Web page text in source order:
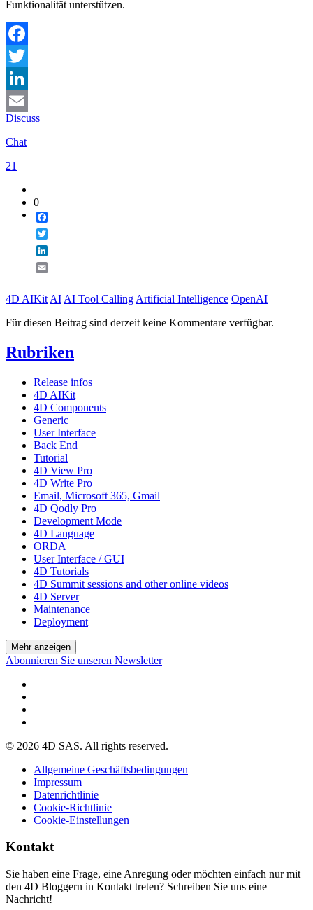
Funktionalität unterstützen.
Facebook
Twitter
LinkedIn
Email
Discuss
Chat
21
0
4D AIKit AI AI Tool Calling Artificial Intelligence OpenAI
Für diesen Beitrag sind derzeit keine Kommentare verfügbar.
Rubriken
Release infos
4D AIKit
4D Components
Generic
User Interface
Back End
Tutorial
4D View Pro
4D Write Pro
Email, Microsoft 365, Gmail
4D Qodly Pro
Development Mode
4D Language
ORDA
User Interface / GUI
4D Tutorials
4D Summit sessions and other online videos
4D Server
Maintenance
Deployment
Mehr anzeigen
Abonnieren Sie unseren Newsletter
© 2026 4D SAS. All rights reserved.
Allgemeine Geschäftsbedingungen
Impressum
Datenrichtlinie
Cookie-Richtlinie
Cookie-Einstellungen
Kontakt
Sie haben eine Frage, eine Anregung oder möchten einfach nur mit
den 4D Bloggern in Kontakt treten? Schreiben Sie uns eine
Nachricht!